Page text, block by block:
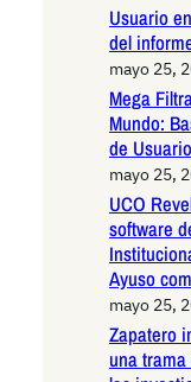
Usuario
del
mayo 25,
Mega
Mundo:
de
mayo 25,
UCO
software
Ayuso
mayo 25,
Zapatero
una